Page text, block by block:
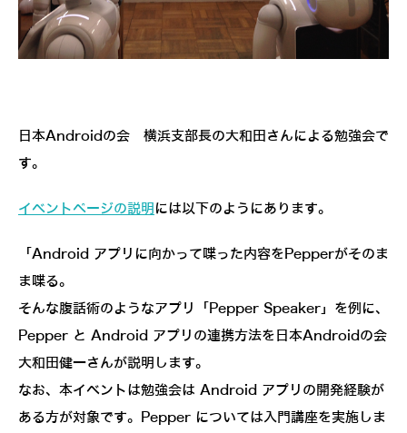
日本Androidの会 横浜支部長の大和田さんによる勉強会で
す。
イベントページの説明 には以下のようにあります。
「Android アプリに向かって喋った内容をPepperがそのま
ま喋る。
そんな腹話術のようなアプリ「Pepper Speaker」を例に、
Pepper と Android アプリの連携方法を日本Androidの会
大和田健一さんが説明します。
なお、本イベントは勉強会は Android アプリの開発経験が
ある方が対象です。Pepper については入門講座を実施しま